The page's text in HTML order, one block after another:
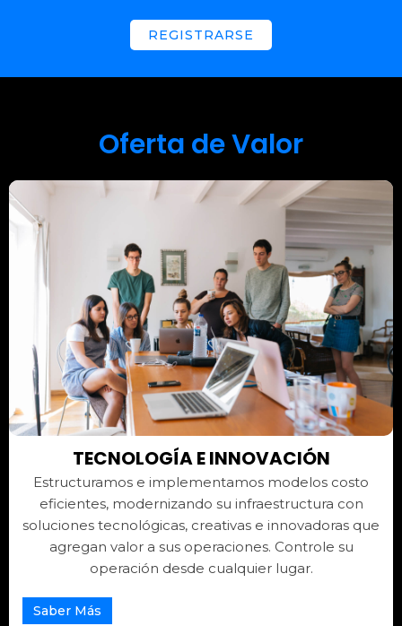
REGISTRARSE
Oferta de Valor
TECNOLOGÍA E INNOVACIÓN
Estructuramos e implementamos modelos costo
eficientes, modernizando su infraestructura con
soluciones tecnológicas, creativas e innovadoras que
agregan valor a sus operaciones. Controle su
operación desde cualquier lugar.
Saber Más